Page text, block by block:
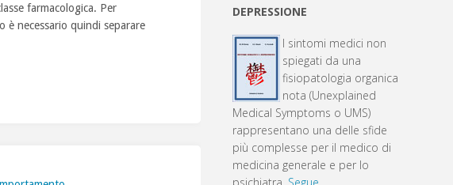
farmacologica. Per
è necessario quindi separare
DEPRESSIONE
I sintomi medici non
spiegati da una
fisiopatologia organica
nota (Unexplained
Medical Symptoms o UMS)
rappresentano una delle sfide
più complesse per il medico di
medicina generale e per lo